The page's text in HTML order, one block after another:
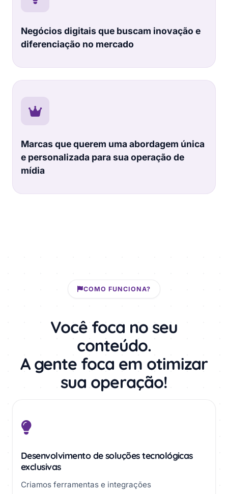
Negócios digitais que buscam inovação e
diferenciação no mercado
Marcas que querem uma abordagem única
e personalizada para sua operação de
mídia
COMO FUNCIONA?
Você foca no seu
conteúdo.
A gente foca em otimizar
sua operação!
Desenvolvimento de soluções tecnológicas
exclusivas
Criamos ferramentas e integrações